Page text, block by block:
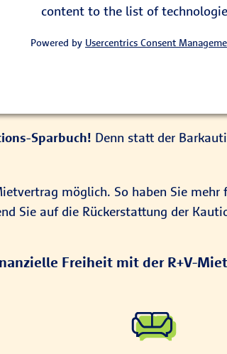
content to the list of
Powered by Usercentrics Consent
Sparbuch! Denn statt der
möglich. So haben Sie
Sie auf die Rückerstattung der
Freiheit mit der R+V-